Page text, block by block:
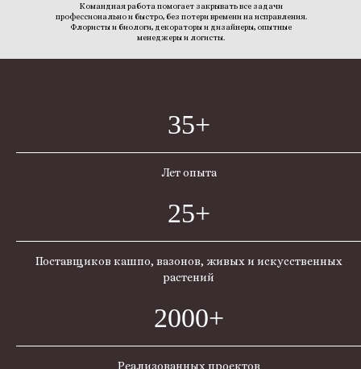
Командная работа помогает закрывать все задачи
профессионально и быстро, без потери времени на исправления.
Флористы и биологи, декораторы и дизайнеры, опытные
менеджеры и логисты.
35+
Лет опыта
25+
Поставщиков кашпо, вазонов, живых и искусственных
растений
2000+
Реализованных проектов